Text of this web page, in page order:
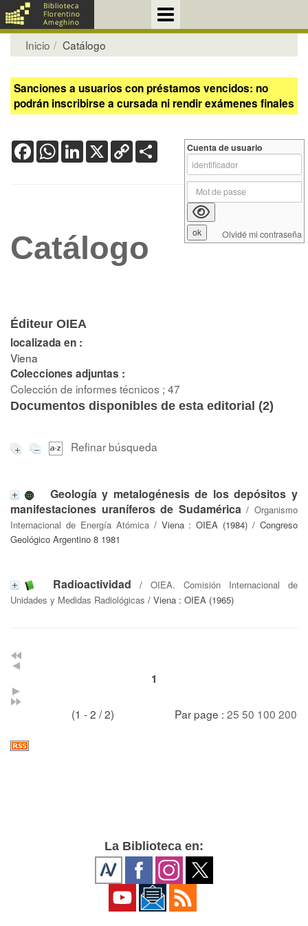
Inicio Catálogo
Sanciones a usuarios con préstamos vencidos: no
podrán inscribirse a cursada ni rendir exámenes finales
FacebookWhatsApp
LinkedIn
X Copy
Link
Catálogo
Éditeur OIEA
localizada en :
Viena
Colecciones adjuntas :
Colección de informes técnicos ; 47
Documentos disponibles de esta editorial (2)
Refinar búsqueda
Geología y metalogénesis de los depósitos y
manifestaciones uraníferos de Sudamérica/Organismo
Internacional de Energía Atómica/ Viena : OIEA (1984) / Congreso
Geológico Argentino 8 1981
Radioactividad / OIEA. Comisión Internacional de
Unidades y Medidas Radiológicas / Viena : OIEA (1965)
1
(1 - 2 / 2) Par page : 25 50 100 200
Cuenta de usuario
Olvidé mi contraseña
La Biblioteca en: